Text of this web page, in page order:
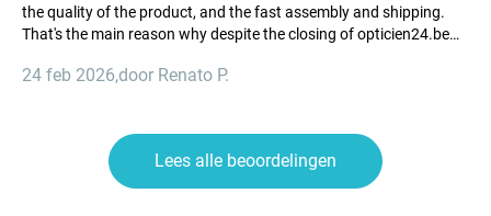
the quality of the product, and the fast assembly and shipping.
That's the main reason why despite the closing of opticien24.be
I'm in trouble with Dutch language ...) A good experience !
24 feb 2026,door Renato P.
Lees alle beoordelingen